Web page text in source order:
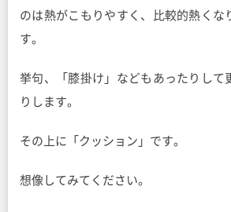
のは熱がこもりやすく、比較的熱くな
す。
挙句、「膝掛け」などもあったりして
りします。
その上に「クッション」です。
想像してみてください。